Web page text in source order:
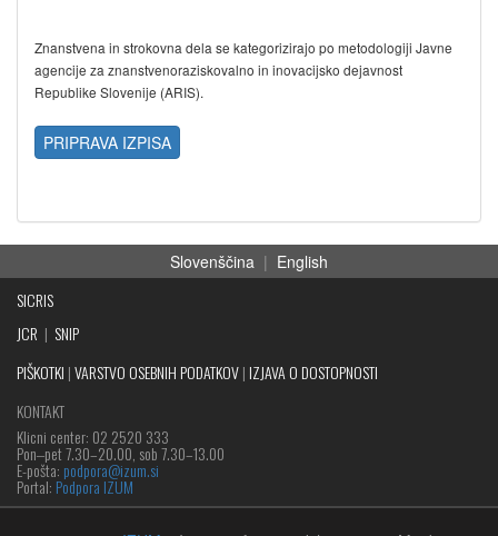
Znanstvena in strokovna dela se kategorizirajo po metodologiji Javne
agencije za znanstvenoraziskovalno in inovacijsko dejavnost
Republike Slovenije (ARIS).
PRIPRAVA IZPISA
Slovenščina | English
SICRIS
JCR | SNIP
PIŠKOTKI |VARSTVO OSEBNIH PODATKOV| IZJAVA O DOSTOPNOSTI
KONTAKT
Klicni center: 02 2520 333
Pon‒pet 7.30–20.00, sob 7.30–13.00
E-pošta: podpora@izum.si
Portal: Podpora IZUM